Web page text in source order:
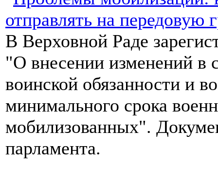
В Верховной Раде
"О внесении изменений в
воинской обязанности и
минимального срока
мобилизованных".
парламента.